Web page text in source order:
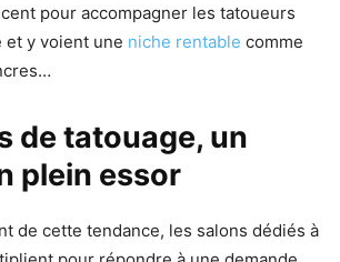
pour accompagner les tatoueurs
et y voient une niche rentable comme
de tatouage, un
plein essor
de cette tendance, les salons dédiés à